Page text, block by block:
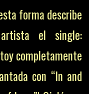
forma describe
el single:
completamente
con “In and